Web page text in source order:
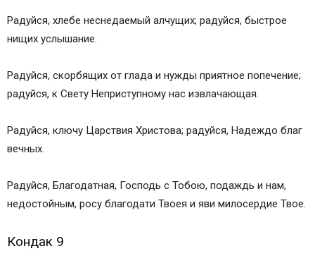
Радуйся, хлебе неснедаемый алчущих; радуйся, быстрое
нищих услышание.
Радуйся, скорбящих от глада и нужды приятное попечение;
радуйся, к Свету Неприступному нас извлачающая.
Радуйся, ключу Царствия Христова; радуйся, Надеждо благ
вечных.
Радуйся, Благодатная, Господь с Тобою, подаждь и нам,
недостойным, росу благодати Твоея и яви милосердие Твое.
Кондак 9